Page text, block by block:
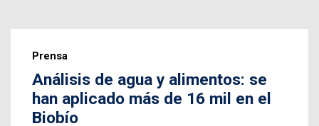
Prensa
Análisis de agua y alimentos: se
han aplicado más de 16 mil en el
Biobío